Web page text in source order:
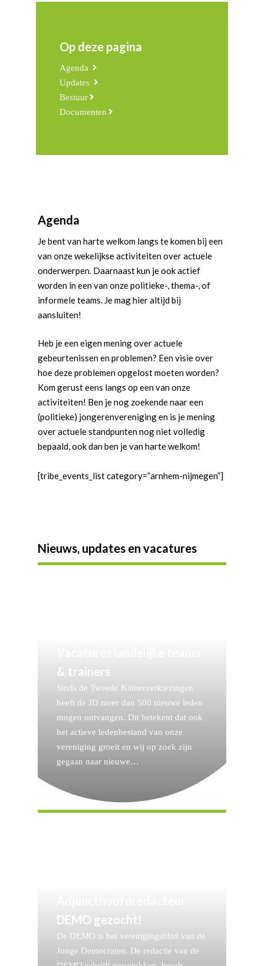
Op deze pagina
Agenda
Updates
Bestuur
Documenten
Agenda
Je bent van harte welkom langs te komen bij een
van onze wekelijkse activiteiten over actuele
onderwerpen. Daarnaast kun je ook actief
worden in een van onze politieke-, thema-, of
informele teams. Je mag hier altijd bij
aansluiten!
Heb je een eigen mening over actuele
gebeurtenissen en problemen? Een visie over
hoe deze problemen opgelost moeten worden?
Kom gerust eens langs op een van onze
activiteiten! Ben je nog zoekende naar een
(politieke) jongerenvereniging en is je mening
over actuele standpunten nog niet volledig
bepaald, ook dan ben je van harte welkom!
[tribe_events_list category=”arnhem-nijmegen”]
Nieuws, updates en vacatures
& trainers
Sinds de Tweede Kamerverkiezingen
heeft de JD meer dan 500 nieuwe leden
mogen ontvangen. Dit betekent dat ook
het actieve ledenbestand van onze
vereniging groeit en wij op zoek zijn
gegaan naar nieuwe…
DEMO gezocht!
De DEMO is het verenigingsblad van de
Jonge Democraten. De redactie van de